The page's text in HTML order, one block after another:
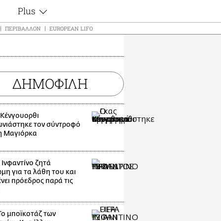
Plus
Θέματα
Ζώδια
Εξομολογήσεις
Blogs
Οι Αθηναίοι
Απώλειες
ΠΕΡΙΒΆΛΛΟΝ EUROPEAN LIFO
ΔΗΜΟΦΙΛΗ
τον σύντροφό
Μαγιόρκα
ζητά
για τα λάθη του και
πρόεδρος παρά τις
μποϊκοτάζ των